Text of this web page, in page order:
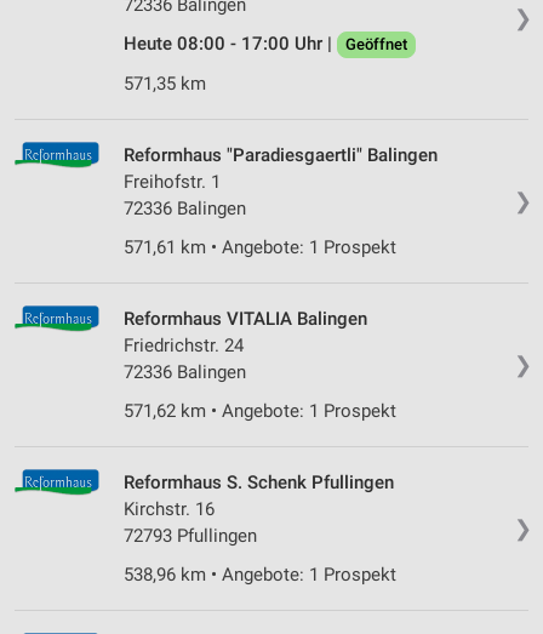
❯
72336 Balingen
Heute 08:00 - 17:00 Uhr |
Geöffnet
571,35 km
❯
Reformhaus "Paradiesgaertli" Balingen
Freihofstr. 1
72336 Balingen
571,61 km • Angebote: 1 Prospekt
❯
Reformhaus VITALIA Balingen
Friedrichstr. 24
72336 Balingen
571,62 km • Angebote: 1 Prospekt
❯
Reformhaus S. Schenk Pfullingen
Kirchstr. 16
72793 Pfullingen
538,96 km • Angebote: 1 Prospekt